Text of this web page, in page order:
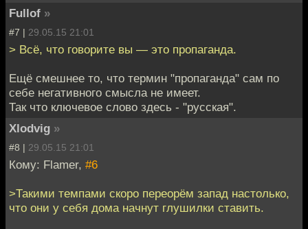
Fullof »
#7 | 29.05.15 21:01
> Всё, что говорите вы — это пропаганда.
Ещё смешнее то, что термин "пропаганда" сам по
себе негативного смысла не имеет.
Так что ключевое слово здесь - "русская".
Xlodvig »
#8 | 29.05.15 21:01
Кому: Flamer, #6
>Такими темпами скоро переорём запад настолько,
что они у себя дома начнут глушилки ставить.